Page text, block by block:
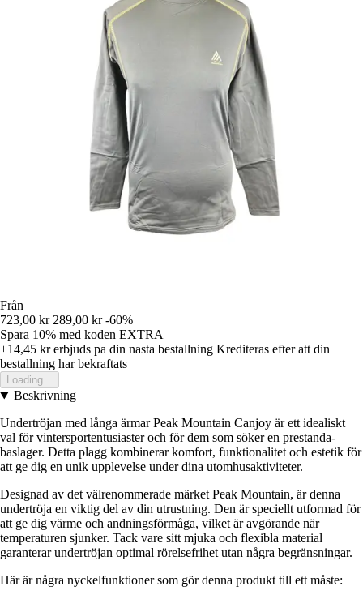
Från
723,00 kr 289,00 kr -60%
Spara 10% med koden EXTRA
+14,45 krerbjuds pa din nasta bestallning Krediteras efter att din
bestallning har bekraftats
Loading...
Beskrivning
Undertröjan med långa ärmar Peak Mountain Canjoy är ett idealiskt
val för vintersportentusiaster och för dem som söker en prestanda-
baslager. Detta plagg kombinerar komfort, funktionalitet och estetik för
att ge dig en unik upplevelse under dina utomhusaktiviteter.
Designad av det välrenommerade märket Peak Mountain, är denna
undertröja en viktig del av din utrustning. Den är speciellt utformad för
att ge dig värme och andningsförmåga, vilket är avgörande när
temperaturen sjunker. Tack vare sitt mjuka och flexibla material
garanterar undertröjan optimal rörelsefrihet utan några begränsningar.
Här är några nyckelfunktioner som gör denna produkt till ett måste: